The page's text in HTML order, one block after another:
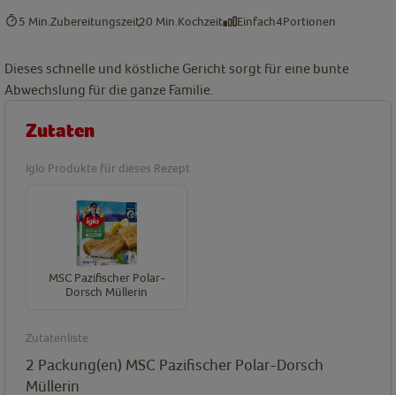
5 Min. Zubereitungszeit20 Min. Kochzeit Einfach4Portionen
Dieses schnelle und köstliche Gericht sorgt für eine bunte
Abwechslung für die ganze Familie.
Zutaten
Iglo Produkte für dieses Rezept
MSC Pazifischer Polar-
Dorsch Müllerin
Zutatenliste
2 Packung(en) MSC Pazifischer Polar-Dorsch
Müllerin